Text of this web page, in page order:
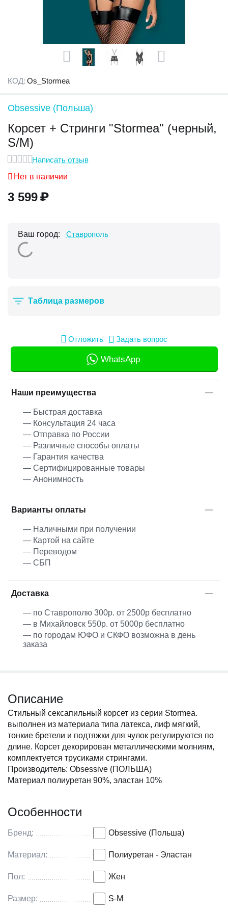
КОД: Os_Stormea
Obsessive (Польша)
Корсет + Стринги "Stormea" (черный,
S/M)
Написать отзыв
Нет в наличии
3 599₽
Ваш город: Ставрополь
Таблица размеров
Отложить Задать вопрос
WhatsApp
Наши преимущества
— Быстрая доставка
— Консультация 24 часа
— Отправка по России
— Различные способы оплаты
— Гарантия качества
— Сертифицированные товары
— Анонимность
Варианты оплаты
— Наличными при получении
— Картой на сайте
— Переводом
— СБП
Доставка
— по Ставрополю 300р. от 2500р бесплатно
— в Михайловск 550р. от 5000р бесплатно
— по городам ЮФО и СКФО возможна в день
заказа
Описание
Стильный сексапильный корсет из серии Stormea.
выполнен из материала типа латекса, лиф мягкий,
тонкие бретели и подтяжки для чулок регулируются по
длине. Корсет декорирован металлическими молниям,
комплектуется трусиками стрингами.
Производитель: Obsessive (ПОЛЬША)
Материал полиуретан 90%, эластан 10%
Особенности
Бренд: Obsessive (Польша)
Материал: Полиуретан - Эластан
Пол: Жен
Размер: S-M